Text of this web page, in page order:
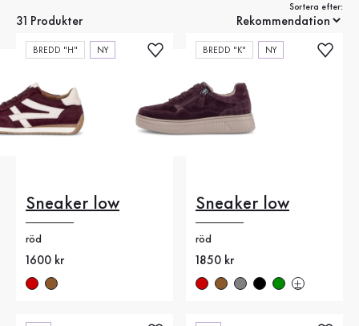
31 Produkter
Sortera efter:
BREDD "H" NY
Sneaker low
röd
Nytt pris
1600 kr
BREDD "K" NY
Sneaker low
röd
Nytt pris
1850 kr